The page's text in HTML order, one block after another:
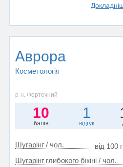
Аврора
Косметологія
р-н. Фортечний
10
балів
1
відгук
Шугарінг / чол.
від 100
Шугарінг глибокого бікіні / чол.